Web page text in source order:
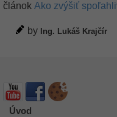
článok Ako zvýšiť
by Ing. Lukáš Krajčír
Úvod